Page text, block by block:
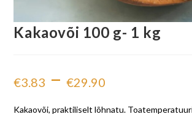
Kakaovõi 100 g- 1 kg
€3.83 – €29.90
Kakaovõi, praktiliselt lõhnatu.